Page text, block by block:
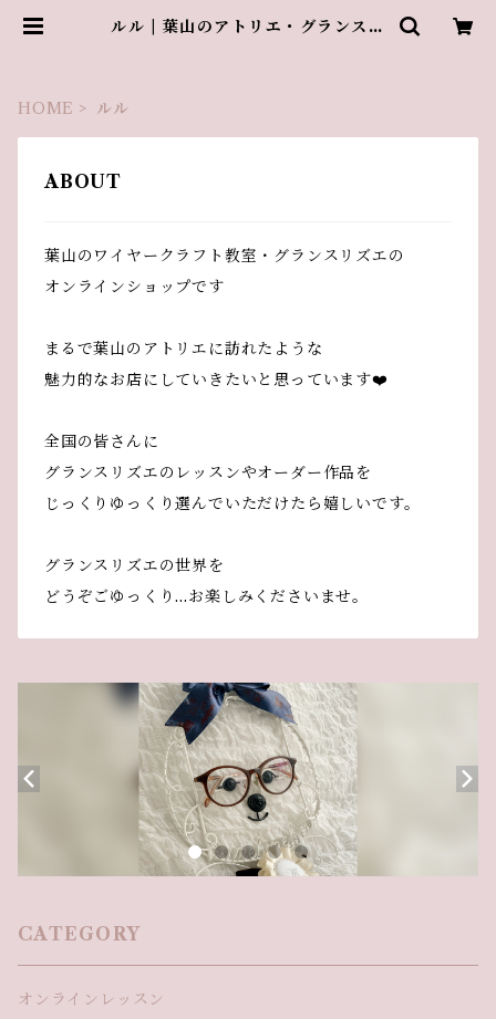
ルル | 葉山のアトリエ・グランスリ
HOME ルル
ABOUT
葉山のワイヤークラフト教室・グランスリズエの
オンラインショップです
まるで葉山のアトリエに訪れたような
魅力的なお店にしていきたいと思っています❤️
全国の皆さんに
グランスリズエのレッスンやオーダー作品を
じっくりゆっくり選んでいただけたら嬉しいです。
グランスリズエの世界を
どうぞごゆっくり…お楽しみくださいませ。
CATEGORY
オンラインレッスン